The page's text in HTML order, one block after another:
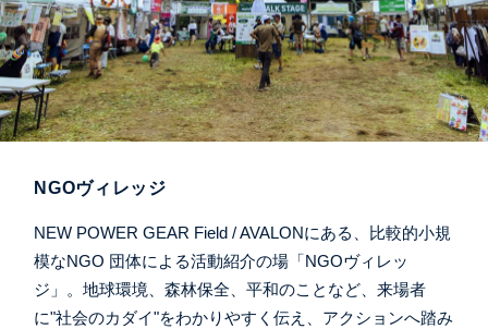
NGOヴィレッジ
NEW POWER GEAR Field / AVALONにある、比較的小規
模なNGO 団体による活動紹介の場「NGOヴィレッ
ジ」。地球環境、森林保全、平和のことなど、来場者
に"社会のカダイ"をわかりやすく伝え、アクションへ踏み